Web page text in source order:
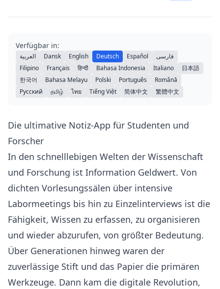
Verfügbar in:
العربية Dansk English Deutsch Español
فارسی
Filipino
Français हिन्दी Bahasa Indonesia Italiano
日本語
한국어
Bahasa Melayu Polski Português
Română
Русский
தமிழ் ไทย Tiếng Việt 简体中文 繁體中文
Die ultimative Notiz-App für Studenten und
Forscher
In den schnelllebigen Welten der Wissenschaft
und Forschung ist Information Geldwert. Von
dichten Vorlesungssälen über intensive
Labormeetings bis hin zu Einzelinterviews ist die
Fähigkeit, Wissen zu erfassen, zu organisieren
und wieder abzurufen, von größter Bedeutung.
Über Generationen hinweg waren der
zuverlässige Stift und das Papier die primären
Werkzeuge. Dann kam die digitale Revolution,